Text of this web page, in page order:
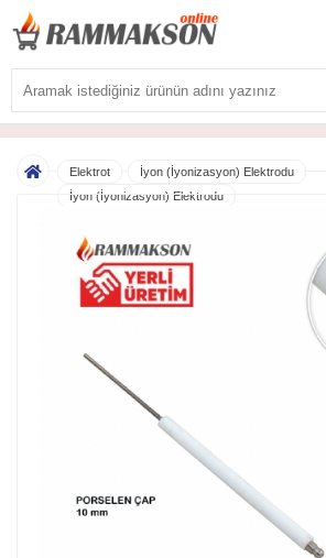
Elektrot
İyon (İyonizasyon) Elektrodu
İyon (İyonizasyon) Elektrodu